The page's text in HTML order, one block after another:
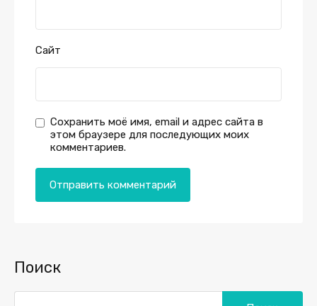
Сайт
Сохранить моё имя, email и адрес сайта в
этом браузере для последующих моих
комментариев.
Поиск